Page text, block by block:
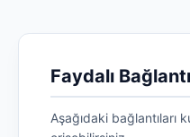
Faydalı
Aşağıdaki bağlantıları